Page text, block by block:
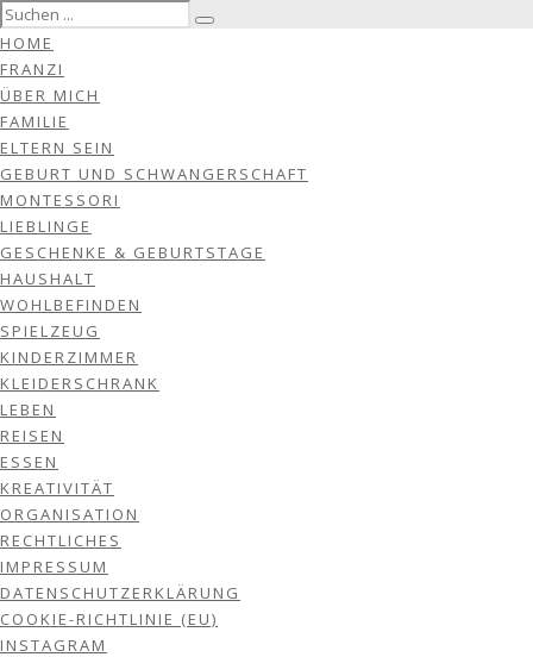
HOME
FRANZI
ÜBER MICH
FAMILIE
ELTERN SEIN
GEBURT UND SCHWANGERSCHAFT
MONTESSORI
LIEBLINGE
GESCHENKE & GEBURTSTAGE
HAUSHALT
WOHLBEFINDEN
SPIELZEUG
KINDERZIMMER
KLEIDERSCHRANK
LEBEN
REISEN
ESSEN
KREATIVITÄT
ORGANISATION
RECHTLICHES
IMPRESSUM
DATENSCHUTZERKLÄRUNG
COOKIE-RICHTLINIE (EU)
INSTAGRAM